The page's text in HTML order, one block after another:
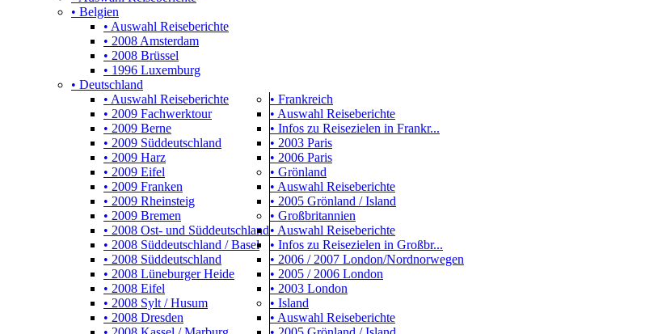
• Belgien
• Auswahl Reiseberichte
• 2008 Amsterdam
• 2008 Brüssel
• 1996 Luxemburg
• Deutschland
• Auswahl Reiseberichte
• 2009 Fachwerktour
• 2009 Berne
• 2009 Süddeutschland
• 2009 Harz
• 2009 Eifel
• 2009 Franken
• 2009 Rheinsteig
• 2009 Bremen
• 2008 Ost- und Süddeutschland
• 2008 Süddeutschland / Basel
• 2008 Süddeutschland
• 2008 Lüneburger Heide
• 2008 Eifel
• 2008 Sylt / Husum
• 2008 Dresden
• Frankreich
• Auswahl Reiseberichte
• Infos zu Reisezielen in Frankr...
• 2003 Paris
• 2006 Paris
• Grönland
• Auswahl Reiseberichte
• 2005 Grönland / Island
• Großbritannien
• Auswahl Reiseberichte
• Infos zu Reisezielen in Großbr...
• 2006 / 2007 London/Nordnorwegen
• 2005 / 2006 London
• 2003 London
• Island
• Auswahl Reiseberichte